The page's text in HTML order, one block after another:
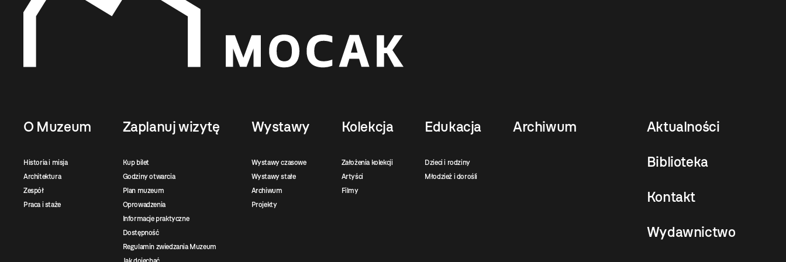
O Muzeum
Historia i misja
Architektura
Zespół
Praca i staże
Zaplanuj wizytę
Kup bilet
Godziny otwarcia
Plan muzeum
Oprowadzenia
Informacje praktyczne
Dostępność
Regulamin zwiedzania Muzeum
Wystawy
Wystawy czasowe
Wystawy stałe
Archiwum
Projekty
Kolekcja
Założenia kolekcji
Artyści
Filmy
Edukacja
Dzieci i rodziny
Młodzież i dorośli
Archiwum Aktualności
Biblioteka
Kontakt
Wydawnictwo